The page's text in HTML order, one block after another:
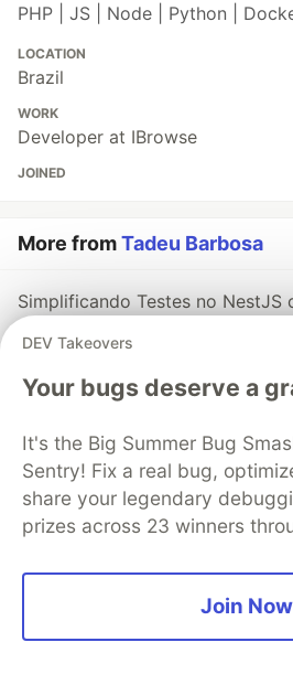
PHP | JS | Node | Python |
LOCATION
Brazil
WORK
Developer at IBrowse
JOINED
More fromTadeu Barbosa
Simplificando Testes no NestJS
Valores
introdução ao Fingerprinting
webdev #braziliandevs #
Integrando Mercado Pago
DEV Takeovers
Your bugs deserve a
It's the Big Summer Bug
Sentry! Fix a real bug,
share your legendary
prizes across 23 winners
Join Now